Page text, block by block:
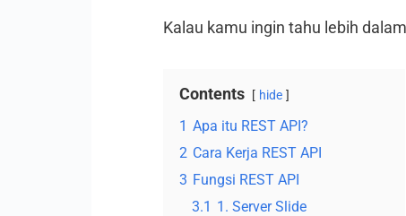
Kalau kamu ingin tahu lebih
Contents hide
1 Apa itu REST API?
2 Cara Kerja REST API
3 Fungsi REST API
3.1 1. Server Slide